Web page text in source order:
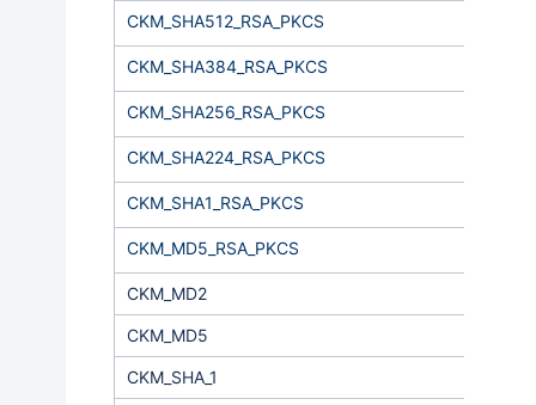
CKM_SHA512_RSA_PKCS
CKM_SHA384_RSA_PKCS
CKM_SHA256_RSA_PKCS
CKM_SHA224_RSA_PKCS
CKM_SHA1_RSA_PKCS
CKM_MD5_RSA_PKCS
CKM_MD2
CKM_MD5
CKM_SHA_1